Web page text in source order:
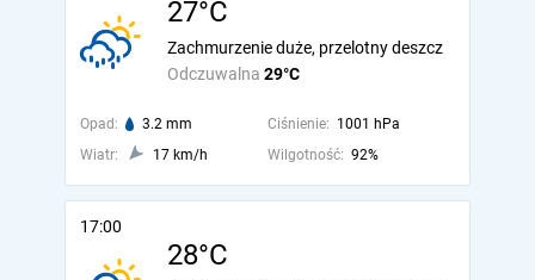
27°C
Odczuwalna 29°C
Zachmurzenie duże, przelotny deszcz
Opad: 3.2 mm Ciśnienie: 1001 hPa
Wiatr:
17 km/h Wilgotność: 92%
17:00
28°C